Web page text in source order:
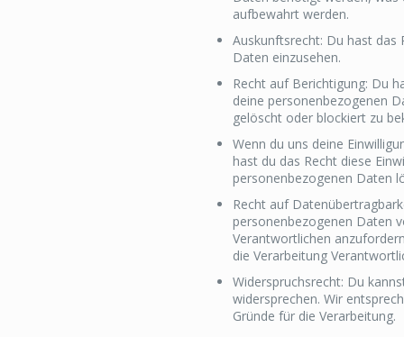
aufbewahrt werden.
Auskunftsrecht: Du hast das
Daten einzusehen.
Recht auf Berichtigung: Du
deine personenbezogenen
gelöscht oder blockiert zu
Wenn du uns deine
hast du das Recht diese
personenbezogenen Daten
Recht auf
personenbezogenen Daten
Verantwortlichen
die Verarbeitung
Widerspruchsrecht: Du
widersprechen. Wir
Gründe für die Verarbeitung.